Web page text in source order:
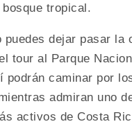
tropical.
puedes dejar pasar la
tour al Parque
podrán caminar por
admiran uno
activos de Costa